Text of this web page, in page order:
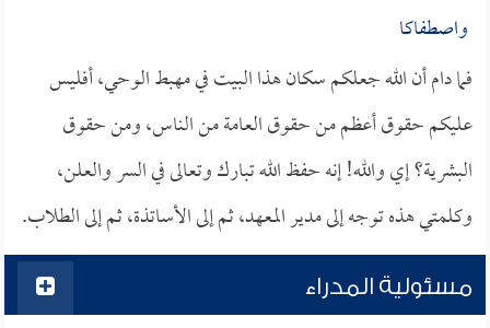
واصطفاكا
فما دام أن الله جعلكم سكان هذا البيت في مهبط الوحي، أفليس
عليكم حقوق أعظم من حقوق العامة من الناس، ومن حقوق
البشرية؟ إي والله! إنه حفظ الله تبارك وتعالى في السر والعلن،
وكلمتي هذه توجه إلى مدير المعهد، ثم إلى الأساتذة، ثم إلى الطلاب.
مسئولية المدراء